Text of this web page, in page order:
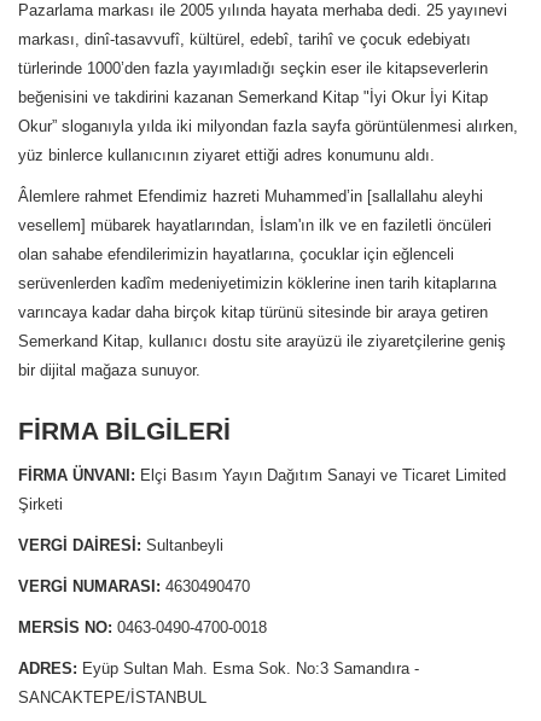
Pazarlama markası ile 2005 yılında hayata merhaba dedi. 25 yayınevi
markası, dinî-tasavvufî, kültürel, edebî, tarihî ve çocuk edebiyatı
türlerinde 1000’den fazla yayımladığı seçkin eser ile kitapseverlerin
beğenisini ve takdirini kazanan Semerkand Kitap "İyi Okur İyi Kitap
Okur” sloganıyla yılda iki milyondan fazla sayfa görüntülenmesi alırken,
yüz binlerce kullanıcının ziyaret ettiği adres konumunu aldı.
Âlemlere rahmet Efendimiz hazreti Muhammed’in [sallallahu aleyhi
vesellem] mübarek hayatlarından, İslam'ın ilk ve en faziletli öncüleri
olan sahabe efendilerimizin hayatlarına, çocuklar için eğlenceli
serüvenlerden kadîm medeniyetimizin köklerine inen tarih kitaplarına
varıncaya kadar daha birçok kitap türünü sitesinde bir araya getiren
Semerkand Kitap, kullanıcı dostu site arayüzü ile ziyaretçilerine geniş
bir dijital mağaza sunuyor.
FİRMA BİLGİLERİ
FİRMA ÜNVANI: Elçi Basım Yayın Dağıtım Sanayi ve Ticaret Limited
Şirketi
VERGİ DAİRESİ: Sultanbeyli
VERGİ NUMARASI: 4630490470
MERSİS NO: 0463-0490-4700-0018
ADRES: Eyüp Sultan Mah. Esma Sok. No:3 Samandıra -
SANCAKTEPE/İSTANBUL